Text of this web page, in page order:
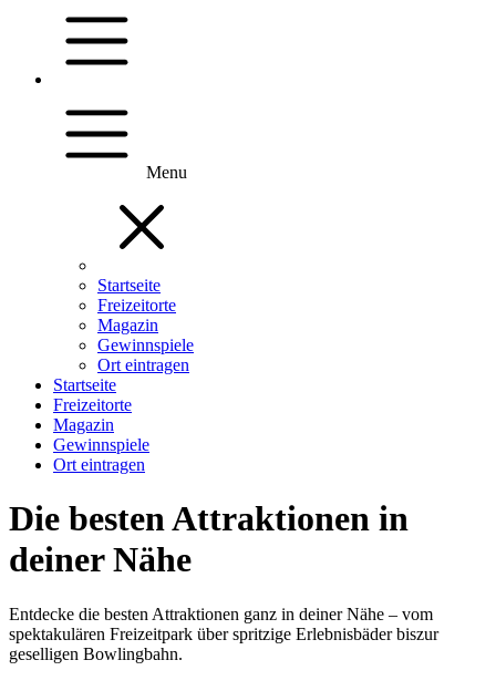
Menu
Startseite
Freizeitorte
Magazin
Gewinnspiele
Ort eintragen
Startseite
Freizeitorte
Magazin
Gewinnspiele
Ort eintragen
Die besten Attraktionen in
deiner Nähe​
Entdecke die besten Attraktionen ganz in deiner Nähe – vom
spektakulären Freizeitpark über spritzige Erlebnisbäder biszur
geselligen Bowlingbahn.